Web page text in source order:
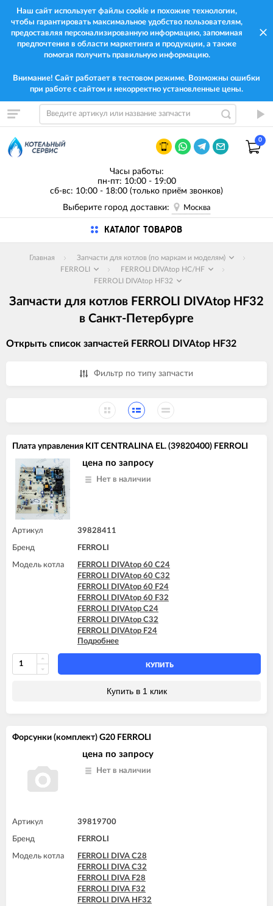
Наш сайт использует файлы cookie и похожие технологии,
чтобы гарантировать максимальное удобство пользователям,
предоставляя персонализированную информацию, запоминая
предпочтения в области маркетинга и продукции, а также
помогая получить правильную информацию.
Внимание! Сайт работает в тестовом режиме. Возможны ошибки
при работе с сайтом и некорректно установленные цены.
0
Часы работы:
пн-пт: 10:00 - 19:00
сб-вс: 10:00 - 18:00 (только приём звонков)
Выберите город доставки:
Москва
КАТАЛОГ ТОВАРОВ
Главная
Запчасти для котлов (по маркам и моделям)
FERROLI
FERROLI DIVAtop HC/HF
FERROLI DIVAtop HF32
Запчасти для котлов FERROLI DIVAtop HF32
в Санкт-Петербурге
Открыть список запчастей FERROLI DIVAtop HF32
Фильтр по типу запчасти
Плата управления KIT CENTRALINA EL. (39820400) FERROLI
цена по запросу
Нет в наличии
Артикул 39828411
Бренд FERROLI
Модель котла
FERROLI DIVAtop 60 C24
FERROLI DIVAtop 60 C32
FERROLI DIVAtop 60 F24
FERROLI DIVAtop 60 F32
FERROLI DIVAtop C24
FERROLI DIVAtop C32
FERROLI DIVAtop F24
FERROLI DIVAtop F32
FERROLI DIVAtop F37
FERROLI DIVAtop HC24
FERROLI DIVAtop HC32
FERROLI DIVAtop HF32
FERROLI DIVAtop micro F32
FERROLI DIVAtop micro F37
FERROLI DIVAtop micro LN C32
FERROLI DIVAtop ST C32
FERROLI DIVAtop ST F32
Подробнее
КУПИТЬ
Купить в 1 клик
Форсунки (комплект) G20 FERROLI
цена по запросу
Нет в наличии
Артикул 39819700
Бренд FERROLI
Модель котла
FERROLI DIVA C28
FERROLI DIVA C32
FERROLI DIVA F28
FERROLI DIVA F32
FERROLI DIVA HF32